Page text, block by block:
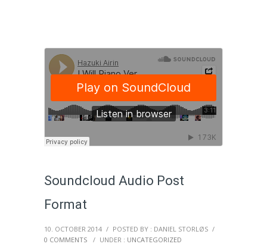
Soundcloud Audio Post
Format
10. OCTOBER 2014 / POSTED BY : DANIEL STORLØS /
0 COMMENTS
/ UNDER : UNCATEGORIZED